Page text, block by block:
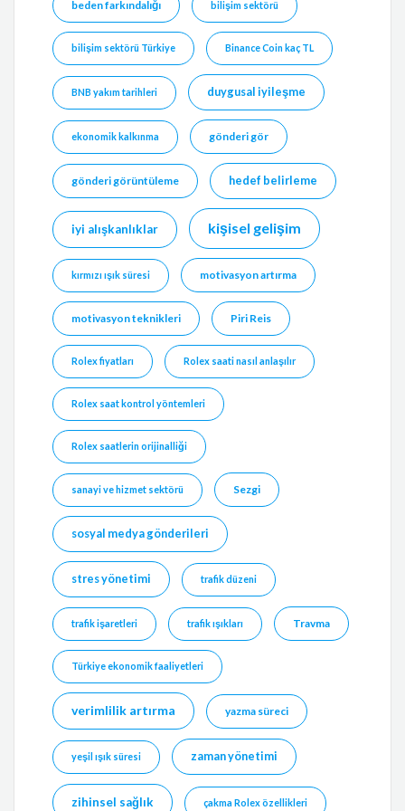
beden farkındalığı bilişim sektörü
bilişim sektörü Türkiye Binance Coin kaç TL
BNB yakım tarihleri duygusal iyileşme
ekonomik kalkınma gönderi gör
gönderi görüntüleme hedef belirleme
iyi alışkanlıklar kişisel gelişim
kırmızı ışık süresi motivasyon artırma
motivasyon teknikleri Piri Reis
Rolex fiyatları Rolex saati nasıl anlaşılır
Rolex saat kontrol yöntemleri
Rolex saatlerin orijinalliği
sanayi ve hizmet sektörü Sezgi
sosyal medya gönderileri
stres yönetimi trafik düzeni
trafik işaretleri trafik ışıkları Travma
Türkiye ekonomik faaliyetleri
verimlilik artırma yazma süreci
yeşil ışık süresi zaman yönetimi
zihinsel sağlık çakma Rolex özellikleri